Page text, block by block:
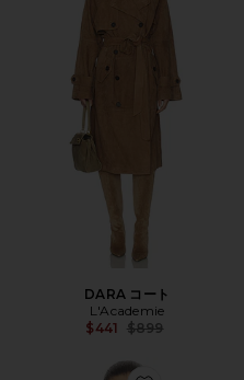
DARA コート
L'Academie
$441 Previous price:
$899